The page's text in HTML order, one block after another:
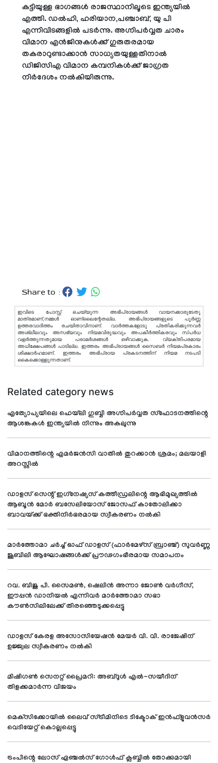
കട്ടിയുള്ള ഭാഗങ്ങള്‍ രാജസ്ഥാനിലൂടെ ഇന്ത്യയില്‍
എത്തി. ഡല്‍ഹി, ഹരിയാന,പഞ്ചാബ്, യു പി
എന്നിവിടങ്ങളില്‍ പടര്‍ന്നു. അഗ്നിപര്‍വ്വത ചാരം
വിമാന എന്‍ജിനുകള്‍ക്ക് ഗുരുതരമായ
തകരാറുണ്ടാക്കാന്‍ സാധ്യതയുള്ളതിനാല്‍
ഡിജിസിഎ വിമാന കമ്പനികള്‍ക്ക് ജാഗ്രത
നിര്‍ദേശം നല്‍കിയിരുന്നു.
Share to :
ഇവിടെ പോസ്റ്റ് ചെയ്യുന്ന അഭിപ്രായങ്ങള്‍ വായനക്കാരുടേതു
മാത്രമാണ്,നമ്മൾ ഓണ്ലൈന്റേതല്ല. അഭിപ്രായങ്ങളുടെ പൂർണ്ണ
ഉത്തരവാദിത്തം രചയിതാവിനാണ്. വാര്‍ത്തകളോടു പ്രതികരിക്കുന്നവര്‍
അശ്ലീലവും അസഭ്യവും നിയമവിരുദ്ധവും അപകീര്‍ത്തികരവും സ്പര്‍ധ
വളര്‍ത്തുന്നതുമായ പരാമര്‍ശങ്ങള്‍ ഒഴിവാക്കുക. വ്യക്തിപരമായ
അധിക്ഷേപങ്ങള്‍ പാടില്ല. ഇത്തരം അഭിപ്രായങ്ങള്‍ സൈബര്‍ നിയമപ്രകാരം
ശിക്ഷാര്‍ഹമാണ്. ഇത്തരം അഭിപ്രായ പ്രകടനത്തിന് നിയമ നടപടി
കൈക്കൊള്ളുന്നതാണ്.
Related category news
എത്യോപ്യയിലെ ഹെയ്‌ലി ഗുബ്ബി അഗ്നിപര്‍വ്വത സ്ഫോടനത്തിന്റെ
ആശങ്കകള്‍ ഇന്ത്യയില്‍ നിന്നും അകലുന്നു
വിമാനത്തിന്റെ എമര്‍ജന്‍സി വാതില്‍ തുറക്കാന്‍ ശ്രമം; മലയാളി
അറസ്റ്റില്‍
ഡാളസ് സെന്റ് ഇഗ്‌നേഷ്യസ് കത്തീഡ്രലിന്റെ ആഭിമുഖ്യത്തില്‍
ആബൂന്‍ മോര്‍ ബസേലിയോസ് ജോസഫ് കാതോലിക്കാ
ബാവയ്ക്ക് ഭക്തിനിര്‍ഭരമായ സ്വീകരണം നല്‍കി
മാര്‍ത്തോമാ ചര്‍ച്ച് ഓഫ് ഡാളസ് (ഫാര്‍മേഴ്സ് ബ്രാഞ്ച്) സുവര്‍ണ്ണ
ജൂബിലി ആഘോഷങ്ങള്‍ക്ക് പ്രൗഢഗംഭീരമായ സമാപനം
റവ. ബിജു പി. സൈമണ്‍, ഷെലിന്‍ അന്നാ ജോണ്‍ വര്‍ഗീസ്,
ഈപ്പന്‍ ഡാനിയല്‍ എന്നിവര്‍ മാര്‍ത്തോമാ സഭാ
കൗണ്‍സിലിലേക്ക് തിരഞ്ഞെടുക്കപ്പെട്ടു
ഡാളസ് കേരള അസോസിയേഷന്‍ മേയര്‍ വി. വി. രാജേഷിന്
ഉജ്ജ്വല സ്വീകരണം നല്‍കി
മിഷിഗണ്‍ സെനറ്റ് പ്രൈമറി: അബ്ദുള്‍ എല്‍-സയീദിന്
തിളക്കമാര്‍ന്ന വിജയം
മെക്‌സിക്കോയില്‍ ലൈവ് സ്ട്രീമിനിടെ ടിക്ടോക് ഇന്‍ഫ്‌ളുവന്‍സര്‍
വെടിയേറ്റ് കൊല്ലപ്പെട്ടു
ട്രംപിന്റെ ലോസ് ഏഞ്ചല്‍സ് ഗോള്‍ഫ് ക്ലബ്ബില്‍ തോക്കുമായി